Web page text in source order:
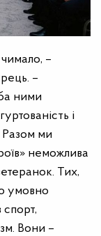
–
–
ними
і
ми
» неможлива
Тих,
умовно
спорт,
Вони –